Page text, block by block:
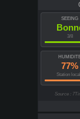
SEEING
3/8
77%
Station
Source :